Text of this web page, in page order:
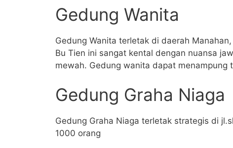
Gedung Wanita
Gedung Wanita terletak di daerah
Bu Tien ini sangat kental dengan nuansa
mewah. Gedung wanita dapat menampung
Gedung Graha Niaga
Gedung Graha Niaga terletak strategis di
1000 orang